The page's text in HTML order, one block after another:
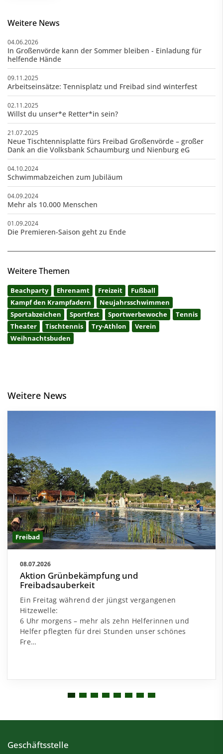
Weitere News
04.06.2026
In Großenvörde kann der Sommer bleiben - Einladung für
helfende Hände
09.11.2025
Arbeitseinsätze: Tennisplatz und Freibad sind winterfest
02.11.2025
Willst du unser*e Retter*in sein?
21.07.2025
Neue Tischtennisplatte fürs Freibad Großenvörde – großer
Dank an die Volksbank Schaumburg und Nienburg eG
04.10.2024
Schwimmabzeichen zum Jubiläum
04.09.2024
Mehr als 10.000 Menschen
01.09.2024
Die Premieren-Saison geht zu Ende
Weitere Themen
Beachparty Ehrenamt Freizeit
Fußball
Kampf den Krampfadern
Neujahrsschwimmen
Sportabzeichen
Sportfest Sportwerbewoche
Tennis
Theater
Tischtennis Try-Athlon
Verein
Weihnachtsbuden
Weitere News
Freibad
08.07.2026
Aktion Grünbekämpfung und
Freibadsauberkeit
Ein Freitag während der jüngst vergangenen
Hitzewelle:
6 Uhr morgens – mehr als zehn Helferinnen und
Helfer pflegten für drei Stunden unser schönes
Fre…
Geschäftsstelle